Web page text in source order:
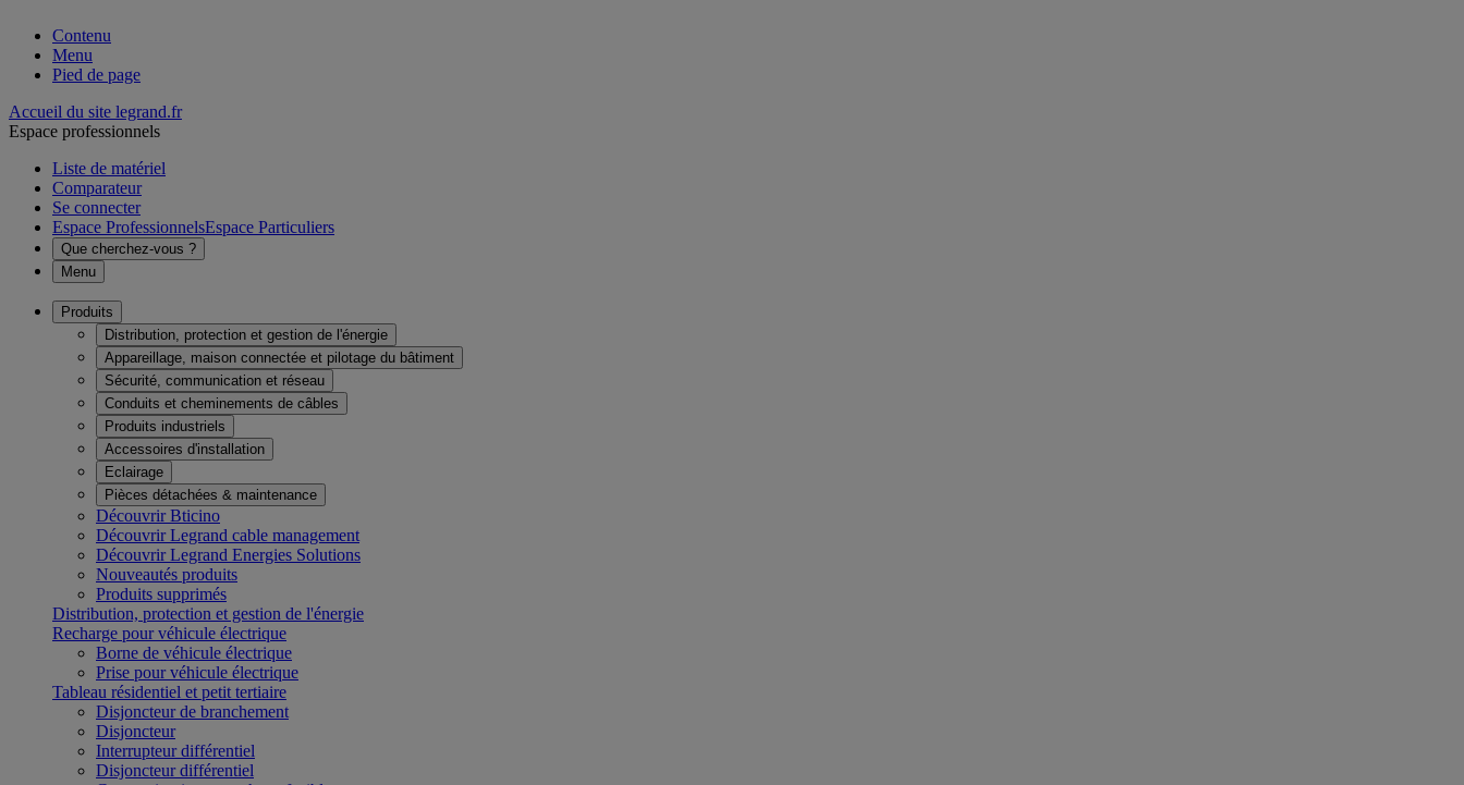
Contenu
Menu
Pied de page
Accueil du site legrand.fr
Espace professionnels
Liste de matériel
Comparateur
Se connecter
Espace ProfessionnelsEspace Particuliers
Que cherchez-vous ?
Menu
Produits
Distribution, protection et gestion de l'énergie
Appareillage, maison connectée et pilotage du bâtiment
Sécurité, communication et réseau
Conduits et cheminements de câbles
Produits industriels
Accessoires d'installation
Eclairage
Pièces détachées & maintenance
Découvrir Bticino
Découvrir Legrand cable management
Découvrir Legrand Energies Solutions
Nouveautés produits
Produits supprimés
Distribution, protection et gestion de l'énergie
Recharge pour véhicule électrique
Borne de véhicule électrique
Prise pour véhicule électrique
Tableau résidentiel et petit tertiaire
Disjoncteur de branchement
Disjoncteur
Interrupteur différentiel
Disjoncteur différentiel